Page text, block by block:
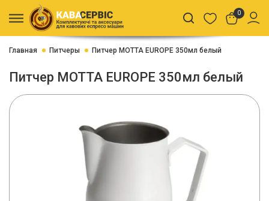
0
Главная Питчеры Питчер MOTTA EUROPE 350мл белый
Питчер MOTTA EUROPE 350мл белый